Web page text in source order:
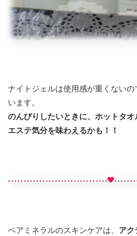
ナイトジェルは使用感が重くない
います。
のんびりしたいときに、ホットタオ
エステ気分を味わえるかも！！
ベアミネラルのスキンケアは、 アク